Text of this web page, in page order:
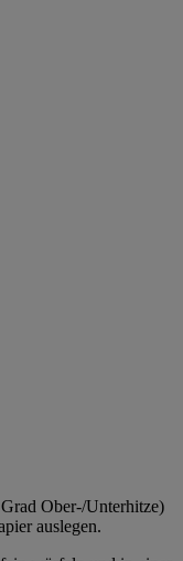
Ober-/Unterhitze)
auslegen.